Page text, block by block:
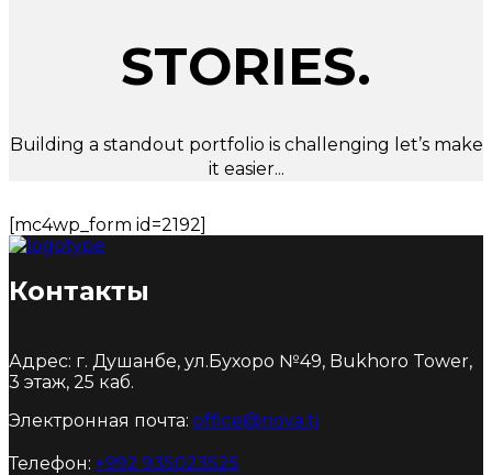
STORIES.
Building a standout portfolio is challenging let’s make
it easier...
[mc4wp_form id=2192]
Контакты
Адрес: г. Душанбе, ул.Бухоро №49, Bukhoro Tower,
3 этаж, 25 каб.
Электронная почта: office@nova.tj
Телефон: +992 935023525